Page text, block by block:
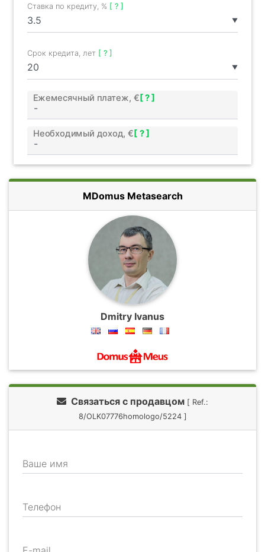
▼
Ставка по кредиту, % [ ? ]
▼
Срок кредита, лет [ ? ]
Ежемесячный платеж, € [ ? ]
Необходимый доход, € [ ? ]
MDomus Metasearch
Dmitry Ivanus
Связаться с продавцом [ Ref.:
8/OLK07776homologo/5224 ]
Ваше имя
Телефон